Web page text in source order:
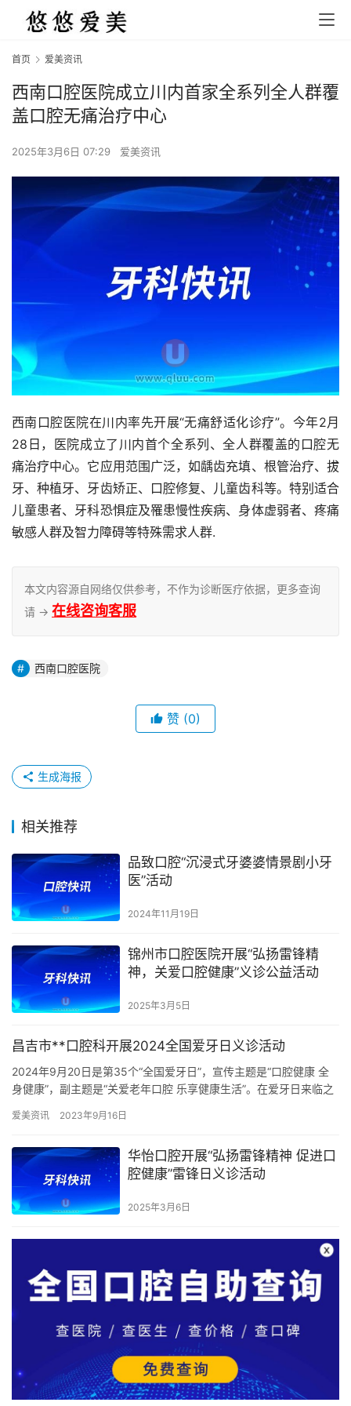
首页 爱美资讯
西南口腔医院成立川内首家全系列全人群覆
盖口腔无痛治疗中心
2025年3月6日 07:29 爱美资讯
西南口腔医院在川内率先开展“无痛舒适化诊疗”。今年2月
28日，医院成立了川内首个全系列、全人群覆盖的口腔无
痛治疗中心。它应用范围广泛，如龋齿充填、根管治疗、拔
牙、种植牙、牙齿矫正、口腔修复、儿童齿科等。特别适合
儿童患者、牙科恐惧症及罹患慢性疾病、身体虚弱者、疼痛
敏感人群及智力障碍等特殊需求人群.
本文内容源自网络仅供参考，不作为诊断医疗依据，更多查询
请 → 在线咨询客服
西南口腔医院
赞 (0)
生成海报
相关推荐
品致口腔“沉浸式牙婆婆情景剧小牙
医”活动
2024年11月19日
锦州市口腔医院开展“弘扬雷锋精
神，关爱口腔健康”义诊公益活动
2025年3月5日
昌吉市**口腔科开展2024全国爱牙日义诊活动
2024年9月20日是第35个“全国爱牙日”，宣传主题是“口腔健康 全
身健康”，副主题是“关爱老年口腔 乐享健康生活”。在爱牙日来临之
爱美资讯 2023年9月16日
华怡口腔开展“弘扬雷锋精神 促进口
腔健康”雷锋日义诊活动
2025年3月6日